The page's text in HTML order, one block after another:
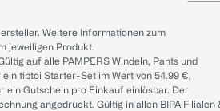
Weitere Informationen zum
jeweiligen Produkt.
auf alle PAMPERS Windeln, Pants und
tiptoi Starter-Set im Wert von 54.99 €,
ein Gutschein pro Einkauf einlösbar. Der
angedruckt. Gültig in allen BIPA Filialen